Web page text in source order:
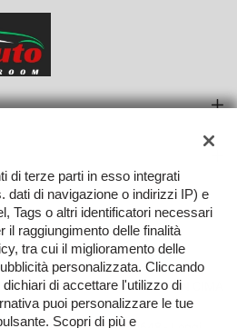
VEDI
TORNA IN CIMA
di terze parti in esso integrati
dati di navigazione o indirizzi IP) e
Tags o altri identificatori necessari
il raggiungimento delle finalità
tra cui il miglioramento delle
personalizzata. Cliccando
di accettare l'utilizzo di
puoi personalizzare le tue
Scopri di più e